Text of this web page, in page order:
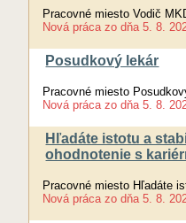
Pracovné miesto Vodič
Nová práca zo dňa 5. 8.
Posudkový lekár
Pracovné miesto
Nová práca zo dňa 5. 8.
Hľadáte istotu a
ohodnotenie s
Pracovné miesto Hľadáte
Nová práca zo dňa 5. 8.